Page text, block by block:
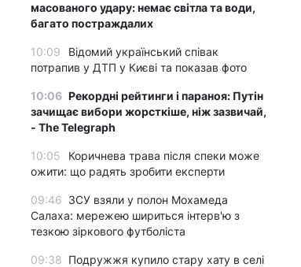
масованого удару: немає світла та води,
багато постраждалих
10:09
Відомий український співак
потрапив у ДТП у Києві та показав фото
10:06 Рекордні рейтинги і параноя: Путін
зачищає вибори жорсткіше, ніж зазвичай,
- The Telegraph
10:05
Коричнева трава після спеки може
ожити: що радять зробити експерти
09:46 ЗСУ взяли у полон Мохамеда
Салаха: мережею шириться інтерв'ю з
тезкою зіркового футболіста
09:38 Подружжя купило стару хату в селі